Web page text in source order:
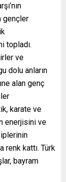
gençler
topladı.
ve
dolu anların
alan genç
karate ve
enerjisini ve
kattı. Türk
bayram